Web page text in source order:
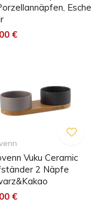
Esche
€
Vuku Ceramic
2 Näpfe
€